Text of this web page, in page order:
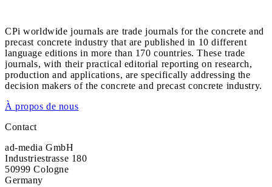
CPi worldwide journals are trade journals for the concrete and
precast concrete industry that are published in 10 different
language editions in more than 170 countries. These trade
journals, with their practical editorial reporting on research,
production and applications, are specifically addressing the
decision makers of the concrete and precast concrete industry.
À propos de nous
Contact
ad-media GmbH
Industriestrasse 180
50999 Cologne
Germany